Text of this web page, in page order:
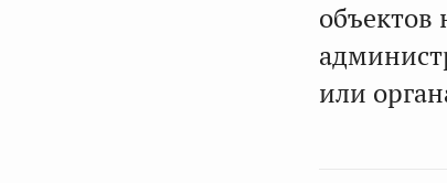
объектов
или